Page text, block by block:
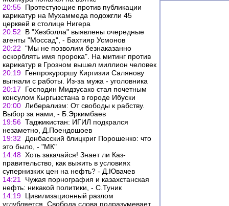
20:55 Протестующие против публикации
карикатур на Мухаммеда подожгли 45
церквей в столице Нигера
20:52
В "Хезболла" выявлены очередные
агенты "Моссад", - Бахтияр Усмонов
20:22 "Мы не позволим безнаказанно
оскорблять имя пророка". На митинг против
карикатур в Грозном вышел миллион человек
20:19 Генпрокуроршу Киргизии Салянову
выгнали с работы. Из-за мужа - уголовника
20:17
Господин Мидзусако стал почетным
консулом Кыргызстана в городе Ибуски
20:00 Либерализм: От свободы к рабству.
Выбор за нами, - Б.Эркимбаев
19:56 Таджикистан: ИГИЛ подкрался
незаметно, Д.Поендошоев
19:32
Донбасский блицкриг Порошенко: что
это было, - "МК"
14:48 Хоть закачайся! Знает ли Каз-
правительство, как выжить в условиях
супернизких цен на нефть? - Д.Ювачев
14:21
Чужая порнография и казахстанская
нефть: никакой политики, - С.Туник
14:19 Цивилизационный разлом
углубляется. Свобода слова подразумевает